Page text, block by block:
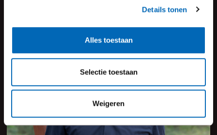
Details tonen
Alles toestaan
Selectie toestaan
Weigeren